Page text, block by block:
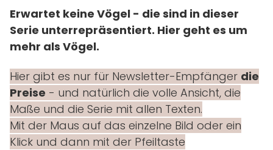
Erwartet keine Vögel - die sind in dieser
Serie unterrepräsentiert. Hier geht es um
mehr als Vögel.
Hier gibt es nur für Newsletter-Empfänger die
Preise - und natürlich die volle Ansicht, die
Maße und die Serie mit allen Texten.
Mit der Maus auf das einzelne Bild oder ein
Klick und dann mit der Pfeiltaste